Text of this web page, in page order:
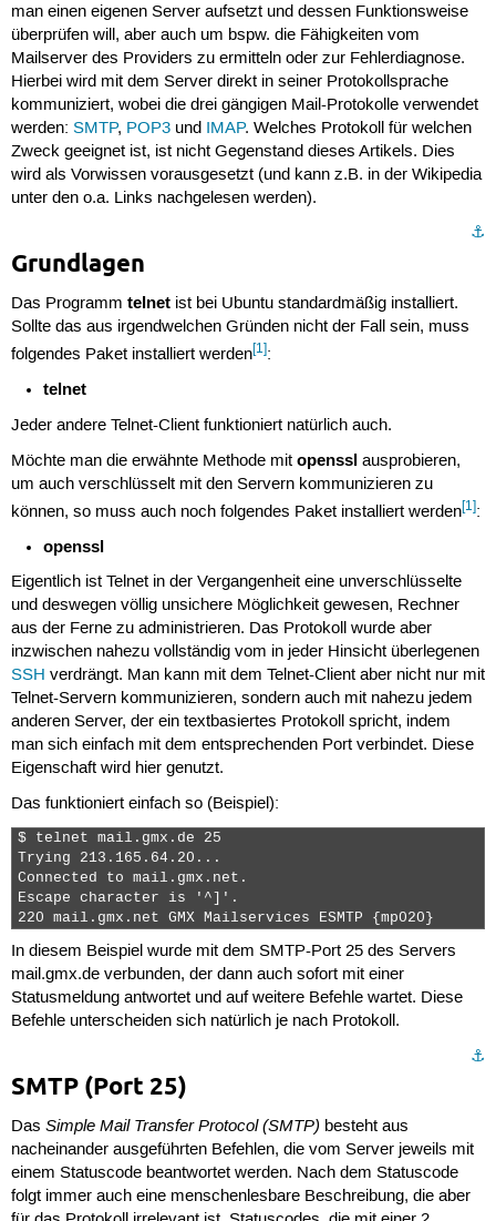
man einen eigenen Server aufsetzt und dessen Funktionsweise
überprüfen will, aber auch um bspw. die Fähigkeiten vom
Mailserver des Providers zu ermitteln oder zur Fehlerdiagnose.
Hierbei wird mit dem Server direkt in seiner Protokollsprache
kommuniziert, wobei die drei gängigen Mail-Protokolle verwendet
werden: SMTP, POP3und IMAP. Welches Protokoll für welchen
Zweck geeignet ist, ist nicht Gegenstand dieses Artikels. Dies
wird als Vorwissen vorausgesetzt (und kann z.B. in der Wikipedia
unter den o.a. Links nachgelesen werden).
⚓︎
Grundlagen
Das Programm telnetist bei Ubuntu standardmäßig installiert.
Sollte das aus irgendwelchen Gründen nicht der Fall sein, muss
folgendes Paket installiert werden[1]:
telnet
Jeder andere Telnet-Client funktioniert natürlich auch.
Möchte man die erwähnte Methode mit opensslausprobieren,
um auch verschlüsselt mit den Servern kommunizieren zu
können, so muss auch noch folgendes Paket installiert werden[1]:
openssl
Eigentlich ist Telnet in der Vergangenheit eine unverschlüsselte
und deswegen völlig unsichere Möglichkeit gewesen, Rechner
aus der Ferne zu administrieren. Das Protokoll wurde aber
inzwischen nahezu vollständig vom in jeder Hinsicht überlegenen
SSH verdrängt. Man kann mit dem Telnet-Client aber nicht nur mit
Telnet-Servern kommunizieren, sondern auch mit nahezu jedem
anderen Server, der ein textbasiertes Protokoll spricht, indem
man sich einfach mit dem entsprechenden Port verbindet. Diese
Eigenschaft wird hier genutzt.
Das funktioniert einfach so (Beispiel):
$ telnet mail.gmx.de 25
Trying 213.165.64.20...
Connected to mail.gmx.net.
Escape character is '^]'.
220 mail.gmx.net GMX Mailservices ESMTP {mp020}
In diesem Beispiel wurde mit dem SMTP-Port 25 des Servers
mail.gmx.de verbunden, der dann auch sofort mit einer
Statusmeldung antwortet und auf weitere Befehle wartet. Diese
Befehle unterscheiden sich natürlich je nach Protokoll.
⚓︎
SMTP (Port 25)
Das Simple Mail Transfer Protocol (SMTP) besteht aus
nacheinander ausgeführten Befehlen, die vom Server jeweils mit
einem Statuscode beantwortet werden. Nach dem Statuscode
folgt immer auch eine menschenlesbare Beschreibung, die aber